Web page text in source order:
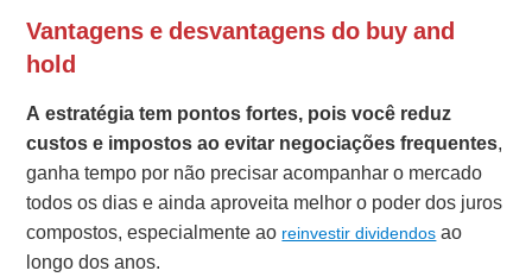
Vantagens e desvantagens do buy and
hold
A estratégia tem pontos fortes, pois você reduz
custos e impostos ao evitar negociações frequentes,
ganha tempo por não precisar acompanhar o mercado
todos os dias e ainda aproveita melhor o poder dos juros
compostos, especialmente ao reinvestir dividendos ao
longo dos anos.